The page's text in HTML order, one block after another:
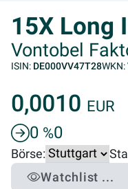
15X Long
Vontobel
ISIN: DE000VV47T28WKN:
0,0010 EUR
0 %0
Börse:
Watchlist ...